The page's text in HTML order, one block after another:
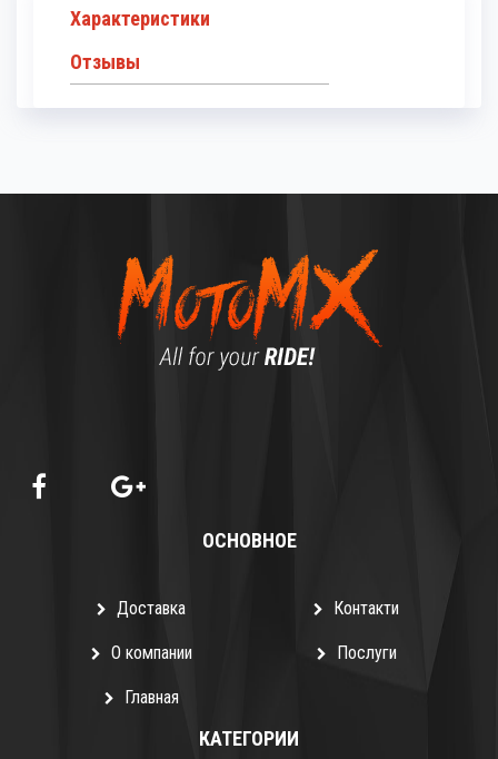
Характеристики
Отзывы
СИСТЕМА ВПУСКА/
БРЕНД
Оранжевый
ОСНОВНОЕ
Доставка Контакти
О компании Послуги
Главная
КАТЕГОРИИ